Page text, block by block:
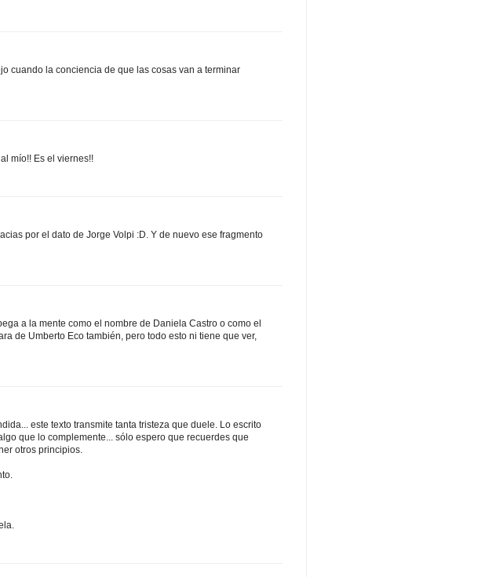
cuando la conciencia de que las cosas van a terminar
mío!! Es el viernes!!
por el dato de Jorge Volpi :D. Y de nuevo ese fragmento
a la mente como el nombre de Daniela Castro o como el
de Umberto Eco también, pero todo esto ni tiene que ver,
este texto transmite tanta tristeza que duele. Lo escrito
que lo complemente... sólo espero que recuerdes que
otros principios.